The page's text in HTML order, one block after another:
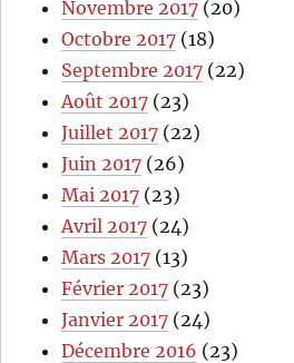
Novembre 2017 (20)
Octobre 2017 (18)
Septembre 2017 (22)
Août 2017 (23)
Juillet 2017 (22)
Juin 2017 (26)
Mai 2017 (23)
Avril 2017 (24)
Mars 2017 (13)
Février 2017 (23)
Janvier 2017 (24)
Décembre 2016 (23)